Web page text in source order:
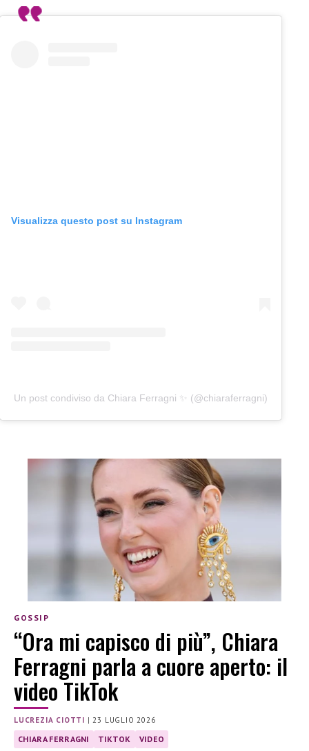
Visualizza questo post su Instagram
Un post condiviso da Chiara Ferragni ✨ (@chiaraferragni)
GOSSIP
“Ora mi capisco di più”, Chiara
Ferragni parla a cuore aperto: il
video TikTok
LUCREZIA CIOTTI |23 LUGLIO 2026
CHIARA FERRAGNI TIKTOK VIDEO